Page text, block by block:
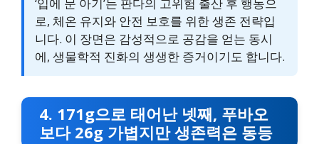
‘입에 문 아기’는 판다의 고위험 출산 후 행동으
로, 체온 유지와 안전 보호를 위한 생존 전략입
니다. 이 장면은 감성적으로 공감을 얻는 동시
에, 생물학적 진화의 생생한 증거이기도 합니다.
4. 171g으로 태어난 넷째, 푸바오
보다 26g 가볍지만 생존력은 동등